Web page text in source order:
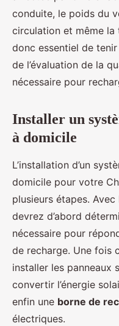
conduite, le poids du
circulation et même la
donc essentiel de
de l’évaluation de la
nécessaire pour
Installer un
à domicile
L’installation d’un
domicile pour votre
plusieurs étapes. Avec
devrez d’abord
nécessaire pour
de recharge. Une fois
installer les panneaux
convertir l’énergie
enfin une borne de
électriques.